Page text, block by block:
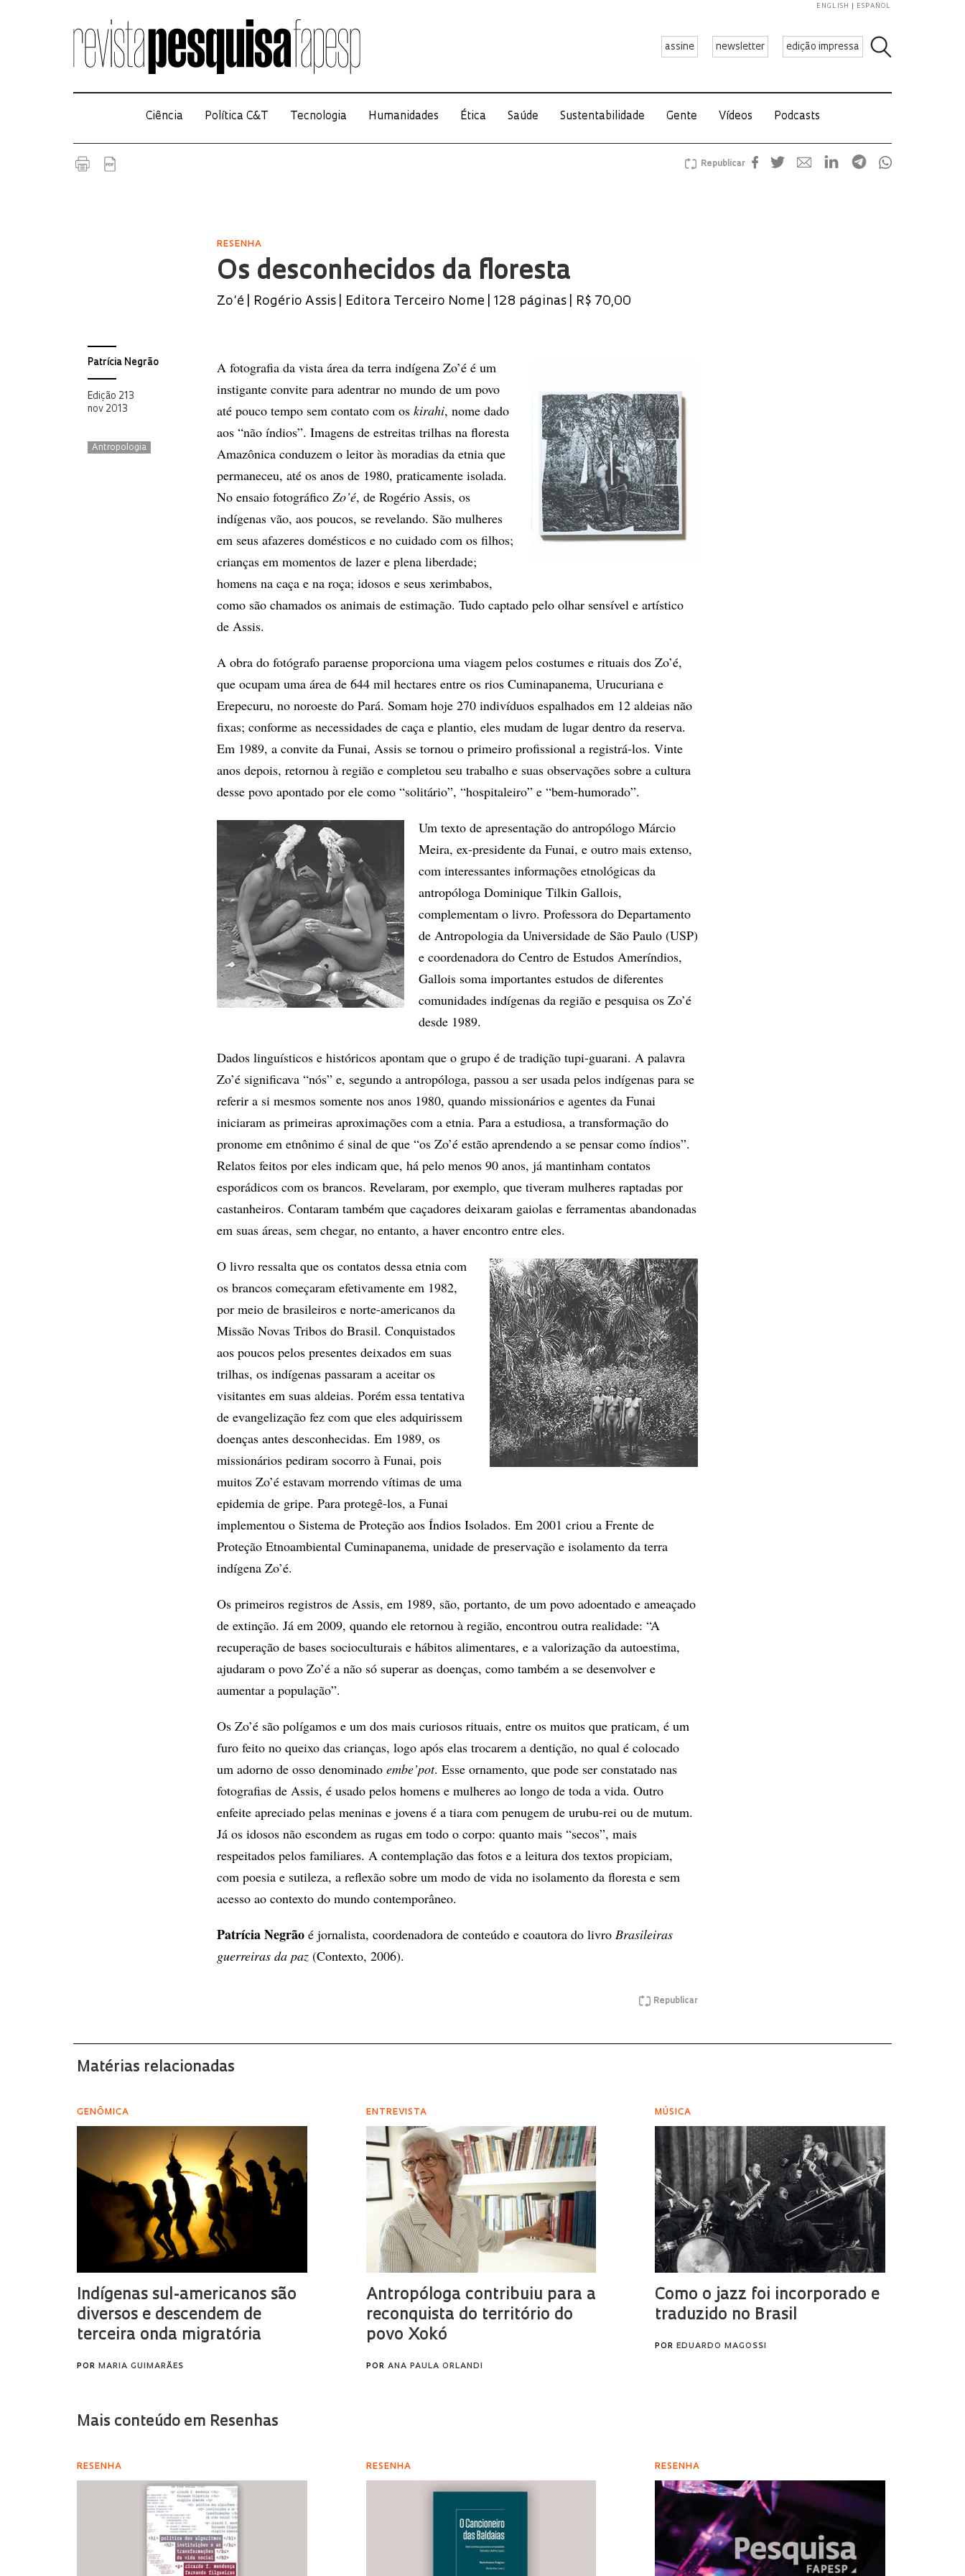
assine newsletter edição impressa
ENGLISH ESPAÑOL
Ciência Política C&T Tecnologia Humanidades Ética Saúde Sustentabilidade Gente Vídeos Podcasts
Republicar
RESENHA
Os desconhecidos da floresta
Zo’é | Rogério Assis | Editora Terceiro Nome | 128 páginas | R$ 70,00
Patrícia Negrão
Edição 213
nov 2013
Antropologia
A fotografia da vista área da terra indígena Zo’é é um
instigante convite para adentrar no mundo de um povo
até pouco tempo sem contato com os kirahi, nome dado
aos “não índios”. Imagens de estreitas trilhas na floresta
Amazônica conduzem o leitor às moradias da etnia que
permaneceu, até os anos de 1980, praticamente isolada.
No ensaio fotográfico Zo’é, de Rogério Assis, os
indígenas vão, aos poucos, se revelando. São mulheres
em seus afazeres domésticos e no cuidado com os filhos;
crianças em momentos de lazer e plena liberdade;
homens na caça e na roça; idosos e seus xerimbabos,
como são chamados os animais de estimação. Tudo captado pelo olhar sensível e artístico
de Assis.
A obra do fotógrafo paraense proporciona uma viagem pelos costumes e rituais dos Zo’é,
que ocupam uma área de 644 mil hectares entre os rios Cuminapanema, Urucuriana e
Erepecuru, no noroeste do Pará. Somam hoje 270 indivíduos espalhados em 12 aldeias não
fixas; conforme as necessidades de caça e plantio, eles mudam de lugar dentro da reserva.
Em 1989, a convite da Funai, Assis se tornou o primeiro profissional a registrá-los. Vinte
anos depois, retornou à região e completou seu trabalho e suas observações sobre a cultura
desse povo apontado por ele como “solitário”, “hospitaleiro” e “bem-humorado”.
Um texto de apresentação do antropólogo Márcio
Meira, ex-presidente da Funai, e outro mais extenso,
com interessantes informações etnológicas da
antropóloga Dominique Tilkin Gallois,
complementam o livro. Professora do Departamento
de Antropologia da Universidade de São Paulo (USP)
e coordenadora do Centro de Estudos Ameríndios,
Gallois soma importantes estudos de diferentes
comunidades indígenas da região e pesquisa os Zo’é
desde 1989.
Dados linguísticos e históricos apontam que o grupo é de tradição tupi-guarani. A palavra
Zo’é significava “nós” e, segundo a antropóloga, passou a ser usada pelos indígenas para se
referir a si mesmos somente nos anos 1980, quando missionários e agentes da Funai
iniciaram as primeiras aproximações com a etnia. Para a estudiosa, a transformação do
pronome em etnônimo é sinal de que “os Zo’é estão aprendendo a se pensar como índios”.
Relatos feitos por eles indicam que, há pelo menos 90 anos, já mantinham contatos
esporádicos com os brancos. Revelaram, por exemplo, que tiveram mulheres raptadas por
castanheiros. Contaram também que caçadores deixaram gaiolas e ferramentas abandonadas
em suas áreas, sem chegar, no entanto, a haver encontro entre eles.
O livro ressalta que os contatos dessa etnia com
os brancos começaram efetivamente em 1982,
por meio de brasileiros e norte-americanos da
Missão Novas Tribos do Brasil. Conquistados
aos poucos pelos presentes deixados em suas
trilhas, os indígenas passaram a aceitar os
visitantes em suas aldeias. Porém essa tentativa
de evangelização fez com que eles adquirissem
doenças antes desconhecidas. Em 1989, os
missionários pediram socorro à Funai, pois
muitos Zo’é estavam morrendo vítimas de uma
epidemia de gripe. Para protegê-los, a Funai
implementou o Sistema de Proteção aos Índios Isolados. Em 2001 criou a Frente de
Proteção Etnoambiental Cuminapanema, unidade de preservação e isolamento da terra
indígena Zo’é.
Os primeiros registros de Assis, em 1989, são, portanto, de um povo adoentado e ameaçado
de extinção. Já em 2009, quando ele retornou à região, encontrou outra realidade: “A
recuperação de bases socioculturais e hábitos alimentares, e a valorização da autoestima,
ajudaram o povo Zo’é a não só superar as doenças, como também a se desenvolver e
aumentar a população”.
Os Zo’é são polígamos e um dos mais curiosos rituais, entre os muitos que praticam, é um
furo feito no queixo das crianças, logo após elas trocarem a dentição, no qual é colocado
um adorno de osso denominado embe’pot. Esse ornamento, que pode ser constatado nas
fotografias de Assis, é usado pelos homens e mulheres ao longo de toda a vida. Outro
enfeite apreciado pelas meninas e jovens é a tiara com penugem de urubu-rei ou de mutum.
Já os idosos não escondem as rugas em todo o corpo: quanto mais “secos”, mais
respeitados pelos familiares. A contemplação das fotos e a leitura dos textos propiciam,
com poesia e sutileza, a reflexão sobre um modo de vida no isolamento da floresta e sem
acesso ao contexto do mundo contemporâneo.
Patrícia Negrão é jornalista, coordenadora de conteúdo e coautora do livro Brasileiras
guerreiras da paz (Contexto, 2006).
Republicar